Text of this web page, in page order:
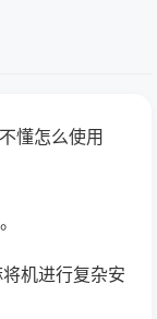
懂怎么使用
机进行复杂安